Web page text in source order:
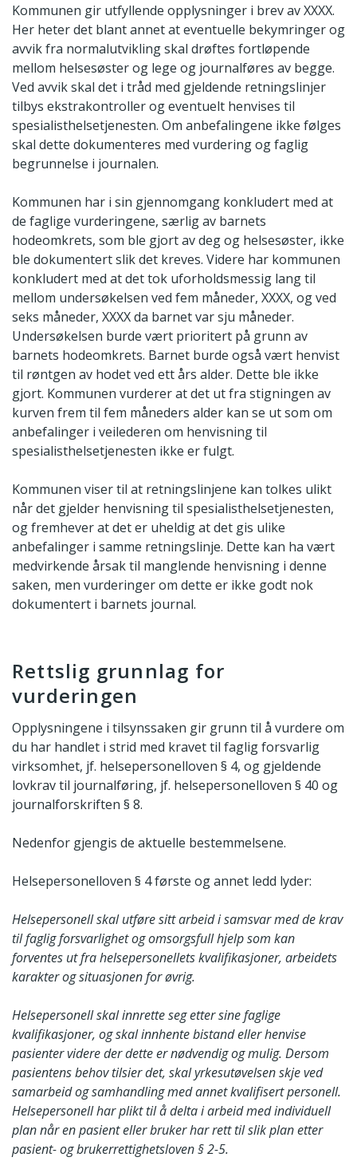
Kommunen gir utfyllende opplysninger i brev av XXXX.
Her heter det blant annet at eventuelle bekymringer og
avvik fra normalutvikling skal drøftes fortløpende
mellom helsesøster og lege og journalføres av begge.
Ved avvik skal det i tråd med gjeldende retningslinjer
tilbys ekstrakontroller og eventuelt henvises til
spesialisthelsetjenesten. Om anbefalingene ikke følges
skal dette dokumenteres med vurdering og faglig
begrunnelse i journalen.
Kommunen har i sin gjennomgang konkludert med at
de faglige vurderingene, særlig av barnets
hodeomkrets, som ble gjort av deg og helsesøster, ikke
ble dokumentert slik det kreves. Videre har kommunen
konkludert med at det tok uforholdsmessig lang til
mellom undersøkelsen ved fem måneder, XXXX, og ved
seks måneder, XXXX da barnet var sju måneder.
Undersøkelsen burde vært prioritert på grunn av
barnets hodeomkrets. Barnet burde også vært henvist
til røntgen av hodet ved ett års alder. Dette ble ikke
gjort. Kommunen vurderer at det ut fra stigningen av
kurven frem til fem måneders alder kan se ut som om
anbefalinger i veilederen om henvisning til
spesialisthelsetjenesten ikke er fulgt.
Kommunen viser til at retningslinjene kan tolkes ulikt
når det gjelder henvisning til spesialisthelsetjenesten,
og fremhever at det er uheldig at det gis ulike
anbefalinger i samme retningslinje. Dette kan ha vært
medvirkende årsak til manglende henvisning i denne
saken, men vurderinger om dette er ikke godt nok
dokumentert i barnets journal.
Rettslig grunnlag for
vurderingen
Opplysningene i tilsynssaken gir grunn til å vurdere om
du har handlet i strid med kravet til faglig forsvarlig
virksomhet, jf. helsepersonelloven § 4, og gjeldende
lovkrav til journalføring, jf. helsepersonelloven § 40 og
journalforskriften § 8.
Nedenfor gjengis de aktuelle bestemmelsene.
Helsepersonelloven § 4 første og annet ledd lyder:
Helsepersonell skal utføre sitt arbeid i samsvar med de krav
til faglig forsvarlighet og omsorgsfull hjelp som kan
forventes ut fra helsepersonellets kvalifikasjoner, arbeidets
karakter og situasjonen for øvrig.
Helsepersonell skal innrette seg etter sine faglige
kvalifikasjoner, og skal innhente bistand eller henvise
pasienter videre der dette er nødvendig og mulig. Dersom
pasientens behov tilsier det, skal yrkesutøvelsen skje ved
samarbeid og samhandling med annet kvalifisert personell.
Helsepersonell har plikt til å delta i arbeid med individuell
plan når en pasient eller bruker har rett til slik plan etter
pasient- og brukerrettighetsloven § 2-5.